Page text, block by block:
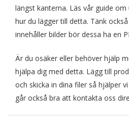
längst kanterna. Läs vår guide
hur du lägger till detta. Tänk
innehåller bilder bör dessa ha en
Är du osäker eller behöver hjälp
hjälpa dig med detta. Lägg till
och skicka in dina filer så hjälper
går också bra att kontakta oss